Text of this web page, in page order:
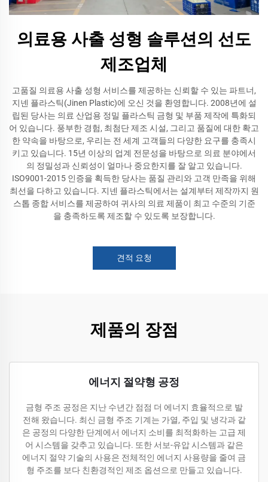
의료용 사출 성형 솔루션의 선도
제조업체
고품질 의료용 사출 성형 서비스를 제공하는 신뢰할 수 있는 파트너,
지넨 플라스틱(Jinen Plastic)에 오신 것을 환영합니다. 2008년에 설
립된 당사는 의료 산업용 정밀 플라스틱 금형 및 부품 제작에 특화되
어 있습니다. 풍부한 경험, 최첨단 제조 시설, 그리고 품질에 대한 확고
한 약속을 바탕으로, 우리는 전 세계 고객들의 다양한 요구를 충족시
키고 있습니다. 15년 이상의 업계 전문성을 바탕으로 의료 분야에서
의 정밀성과 신뢰성이 얼마나 중요한지를 잘 알고 있습니다.
ISO9001-2015 인증을 획득한 당사는 품질 관리와 고객 만족을 위해
최선을 다하고 있습니다. 지넨 플라스틱에서는 설계부터 제작까지 원
스톱 종합 서비스를 제공하여 귀사의 의료 제품이 최고 수준의 기준
을 충족하도록 제조할 수 있도록 보장합니다.
견적 요청
제품의 장점
에너지 절약형 공정
금형 주조 공정은 지난 수년간 점점 더 에너지 효율적으로 발
전해 왔습니다. 최신 금형 주조 기계는 가열, 주입 및 냉각과 같
은 공정의 다양한 단계에서 에너지 소비를 최적화하는 고급 제
어 시스템을 갖추고 있습니다. 또한 서보-유압 시스템과 같은
에너지 절약 기술의 사용은 전체적인 에너지 사용량을 줄여 금
형 주조를 보다 친환경적인 제조 옵션으로 만들고 있습니다.